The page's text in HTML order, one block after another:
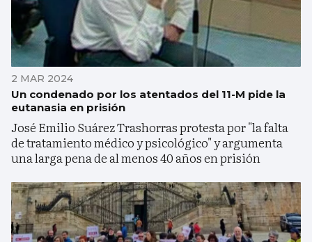
2 MAR 2024
Un condenado por los atentados del 11-M pide la
eutanasia en prisión
José Emilio Suárez Trashorras protesta por "la falta
de tratamiento médico y psicológico" y argumenta
una larga pena de al menos 40 años en prisión